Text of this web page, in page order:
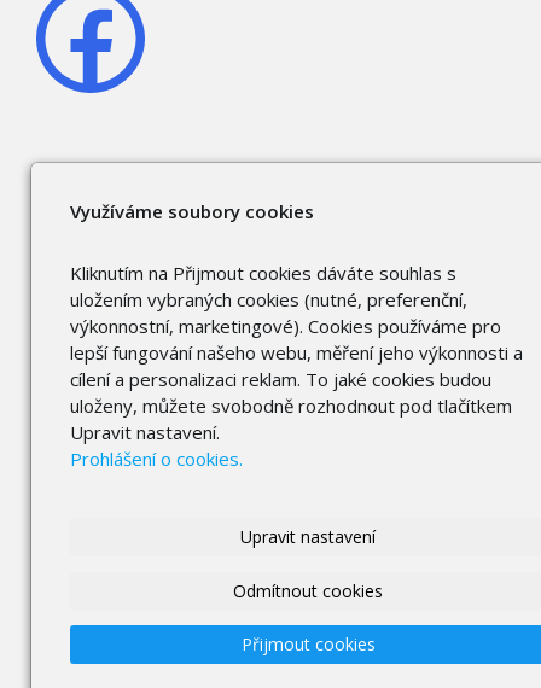
Využíváme soubory cookies
Kliknutím na Přijmout cookies dáváte souhlas s
uložením vybraných cookies (nutné, preferenční,
výkonnostní, marketingové). Cookies používáme pro
lepší fungování našeho webu, měření jeho výkonnosti a
cílení a personalizaci reklam. To jaké cookies budou
uloženy, můžete svobodně rozhodnout pod tlačítkem
Upravit nastavení.
Prohlášení o cookies.
Upravit nastavení
Odmítnout cookies
Přijmout cookies